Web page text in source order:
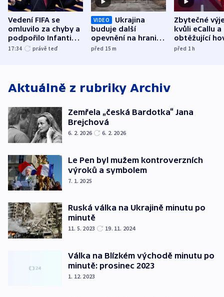
Vedení FIFA se
omluvilo za chyby a
podpořilo Infantina.
UEFA trvá na
17:34 právě teď
VIDEO
Ukrajina
buduje další
opevnění na hranici
s Běloruskem
před 15m
Zbytečné
kvůli eCallu a
obtěžující
zdržují
před 1h
Aktuálně z rubriky Archiv
Zemřela „česká Bardotka“ Jana
Brejchová
6. 2. 2026 6. 2. 2026
Le Pen byl mužem kontroverzních
výroků a symbolem
7. 1. 2025
Ruská válka na Ukrajině minutu po
minutě
11. 5. 2023 19. 11. 2024
Válka na Blízkém východě minutu po
minutě: prosinec 2023
1. 12. 2023